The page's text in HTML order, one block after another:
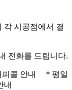
각 시공점에서 결
전화를 드립니다.
피콜 안내 * 평일
내